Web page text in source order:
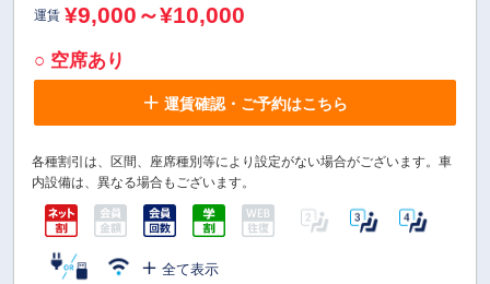
運賃 ¥9,000～¥10,000
○ 空席あり
運賃確認・ご予約はこちら
各種割引は、区間、座席種別等により設定がない場合がございます。車
内設備は、異なる場合もございます。
全て表示